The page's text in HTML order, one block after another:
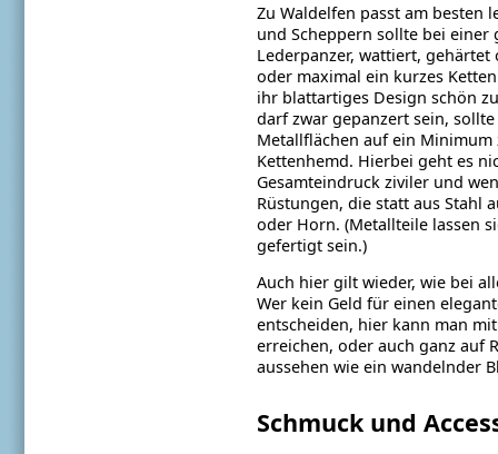
Zu Waldelfen passt am besten
und Scheppern sollte bei
Lederpanzer, wattiert,
oder maximal ein kurzes
ihr blattartiges Design schön
darf zwar gepanzert sein,
Metallflächen auf ein Minimum
Kettenhemd. Hierbei geht es
Gesamteindruck ziviler und
Rüstungen, die statt aus Stahl
oder Horn. (Metallteile lassen
gefertigt sein.)
Auch hier gilt wieder, wie bei
Wer kein Geld für einen
entscheiden, hier kann man
erreichen, oder auch ganz auf
aussehen wie ein wandelnder
Schmuck und